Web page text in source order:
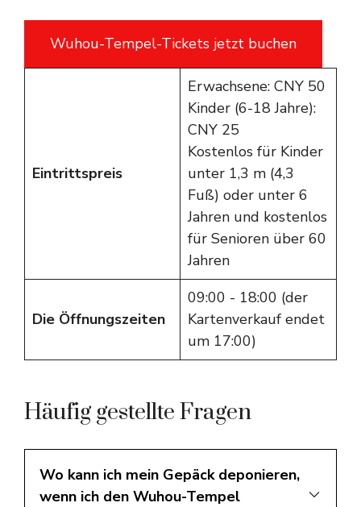
Wuhou-Tempel-Tickets jetzt buchen
Eintrittspreis
Erwachsene: CNY 50
Kinder (6-18 Jahre):
CNY 25
Kostenlos für Kinder
unter 1,3 m (4,3
Fuß) oder unter 6
Jahren und kostenlos
für Senioren über 60
Jahren
Die Öffnungszeiten
09:00 - 18:00 (der
Kartenverkauf endet
um 17:00)
Häufig gestellte Fragen
Wo kann ich mein Gepäck deponieren,
wenn ich den Wuhou-Tempel